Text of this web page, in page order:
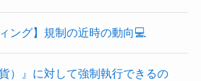
ング】規制の近時の動向💻
）』に対して強制執行できるの